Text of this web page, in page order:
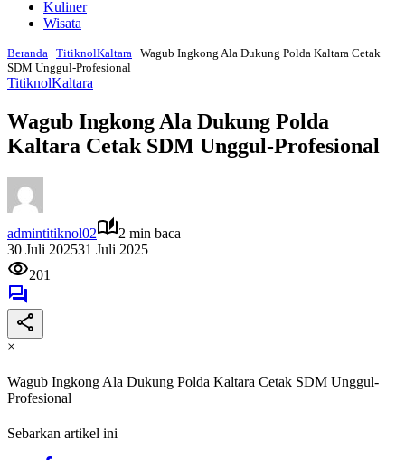
Kuliner
Wisata
Beranda TitiknolKaltara Wagub Ingkong Ala Dukung Polda Kaltara Cetak
SDM Unggul-Profesional
TitiknolKaltara
Wagub Ingkong Ala Dukung Polda
Kaltara Cetak SDM Unggul-Profesional
admintitiknol02
2 min baca
30 Juli 202531 Juli 2025
201
×
Wagub Ingkong Ala Dukung Polda Kaltara Cetak SDM Unggul-
Profesional
Sebarkan artikel ini